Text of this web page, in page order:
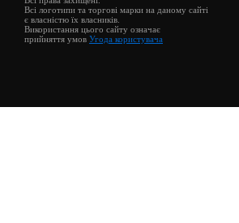
Всі логотипи та торгові марки на даному сайті
є власністю їх власників.
Використання цього сайту означає
прийняття умов Угода користувача